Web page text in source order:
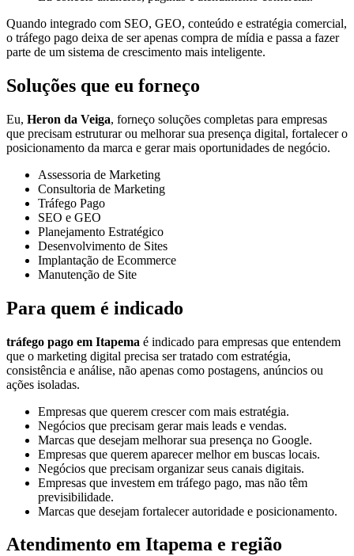
Quando integrado com SEO, GEO, conteúdo e estratégia comercial,
o tráfego pago deixa de ser apenas compra de mídia e passa a fazer
parte de um sistema de crescimento mais inteligente.
Soluções que eu forneço
Eu, Heron da Veiga, forneço soluções completas para empresas
que precisam estruturar ou melhorar sua presença digital, fortalecer o
posicionamento da marca e gerar mais oportunidades de negócio.
Assessoria de Marketing
Consultoria de Marketing
Tráfego Pago
SEO e GEO
Planejamento Estratégico
Desenvolvimento de Sites
Implantação de Ecommerce
Manutenção de Site
Para quem é indicado
tráfego pago em Itapema é indicado para empresas que entendem
que o marketing digital precisa ser tratado com estratégia,
consistência e análise, não apenas como postagens, anúncios ou
ações isoladas.
Empresas que querem crescer com mais estratégia.
Negócios que precisam gerar mais leads e vendas.
Marcas que desejam melhorar sua presença no Google.
Empresas que querem aparecer melhor em buscas locais.
Negócios que precisam organizar seus canais digitais.
Empresas que investem em tráfego pago, mas não têm
previsibilidade.
Marcas que desejam fortalecer autoridade e posicionamento.
Atendimento em Itapema e região